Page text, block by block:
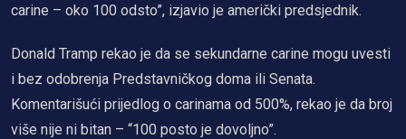
carine – oko 100 odsto”, izjavio je američki predsjednik.
Donald Tramp rekao je da se sekundarne carine mogu uvesti
i bez odobrenja Predstavničkog doma ili Senata.
Komentarišući prijedlog o carinama od 500%, rekao je da broj
više nije ni bitan – “100 posto je dovoljno”.